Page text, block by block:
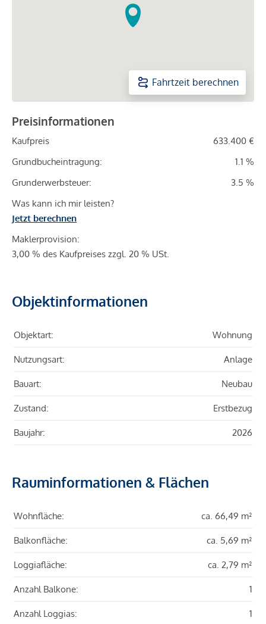
Fahrtzeit berechnen
Preisinformationen
Kaufpreis
633.400 €
Grundbucheintragung:
1.1 %
Grunderwerbsteuer:
3.5 %
Was kann ich mir leisten?
Jetzt berechnen
Maklerprovision:
3,00 % des Kaufpreises zzgl. 20 % USt.
Objektinformationen
Objektart: Wohnung
Nutzungsart: Anlage
Bauart: Neubau
Zustand: Erstbezug
Baujahr: 2026
Rauminformationen & Flächen
Wohnfläche: ca. 66,49 m²
Balkonfläche: ca. 5,69 m²
Loggiafläche: ca. 2,79 m²
Anzahl Balkone: 1
Anzahl Loggias: 1